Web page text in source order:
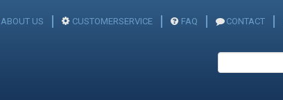
ABOUT US CUSTOMERSERVICE FAQ CONTACT